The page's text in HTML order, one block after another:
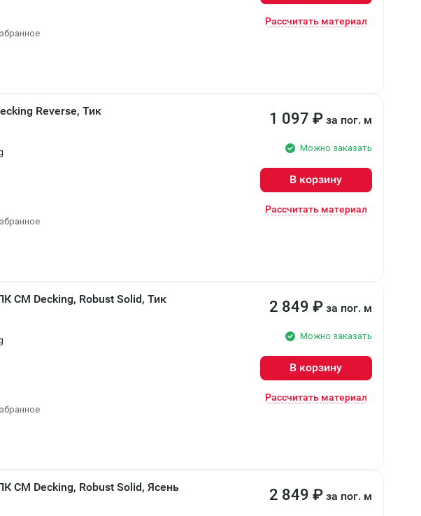
Рассчитать материал
Reverse, Тик 1 097 ₽ за пог. м
Можно заказать
В корзину
Рассчитать материал
CM Decking, Robust Solid, Тик 2 849 ₽ за пог. м
Можно заказать
В корзину
Рассчитать материал
CM Decking, Robust Solid, Ясень 2 849 ₽ за пог. м